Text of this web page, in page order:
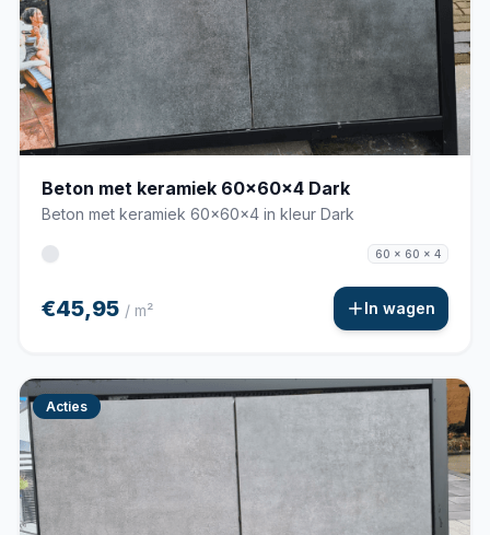
Beton met keramiek 60x60x4 Dark
Beton met keramiek 60x60x4 in kleur Dark
60 x 60 x 4
€45,95 / m² In wagen
Acties